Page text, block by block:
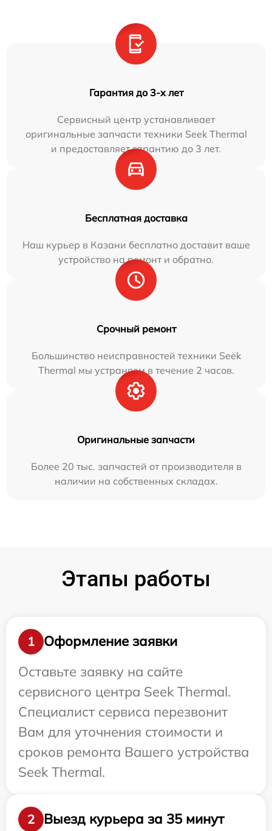
Гарантия до 3-х лет
Сервисный центр устанавливает
оригинальные запчасти техники Seek Thermal
и предоставляет гарантию до 3 лет.
Бесплатная доставка
Наш курьер в Казани бесплатно доставит ваше
устройство на ремонт и обратно.
Срочный ремонт
Большинство неисправностей техники Seek
Thermal мы устраняем в течение 2 часов.
Оригинальные запчасти
Более 20 тыс. запчастей от производителя в
наличии на собственных складах.
Этапы работы
1
Оформление заявки
Оставьте заявку на сайте
сервисного центра Seek Thermal.
Специалист сервиса перезвонит
Вам для уточнения стоимости и
сроков ремонта Вашего устройства
Seek Thermal.
2 Выезд курьера за 35 минут